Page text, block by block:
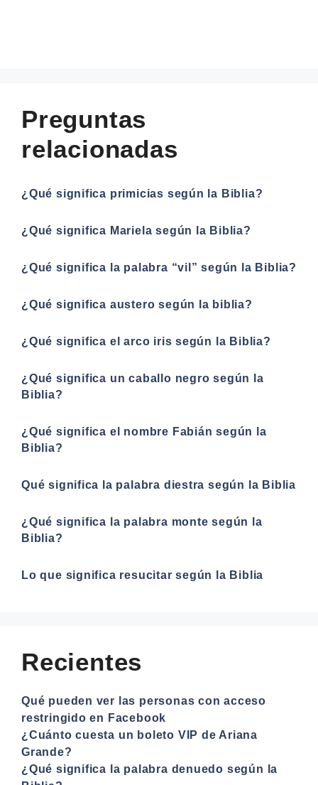
Preguntas
relacionadas
¿Qué significa primicias según la Biblia?
¿Qué significa Mariela según la Biblia?
¿Qué significa la palabra “vil” según la Biblia?
¿Qué significa austero según la biblia?
¿Qué significa el arco iris según la Biblia?
¿Qué significa un caballo negro según la
Biblia?
¿Qué significa el nombre Fabián según la
Biblia?
Qué significa la palabra diestra según la Biblia
¿Qué significa la palabra monte según la
Biblia?
Lo que significa resucitar según la Biblia
Recientes
Qué pueden ver las personas con acceso
restringido en Facebook
¿Cuánto cuesta un boleto VIP de Ariana
Grande?
¿Qué significa la palabra denuedo según la